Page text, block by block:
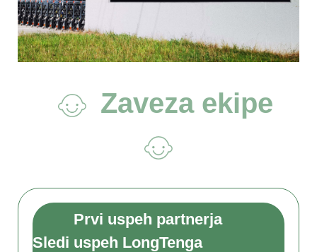
Zaveza ekipe
Prvi uspeh partnerja
Sledi uspeh LongTenga